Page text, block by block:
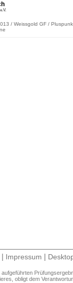
/ Weissgold GF /
| Impressum |
aufgeführten
obligt dem